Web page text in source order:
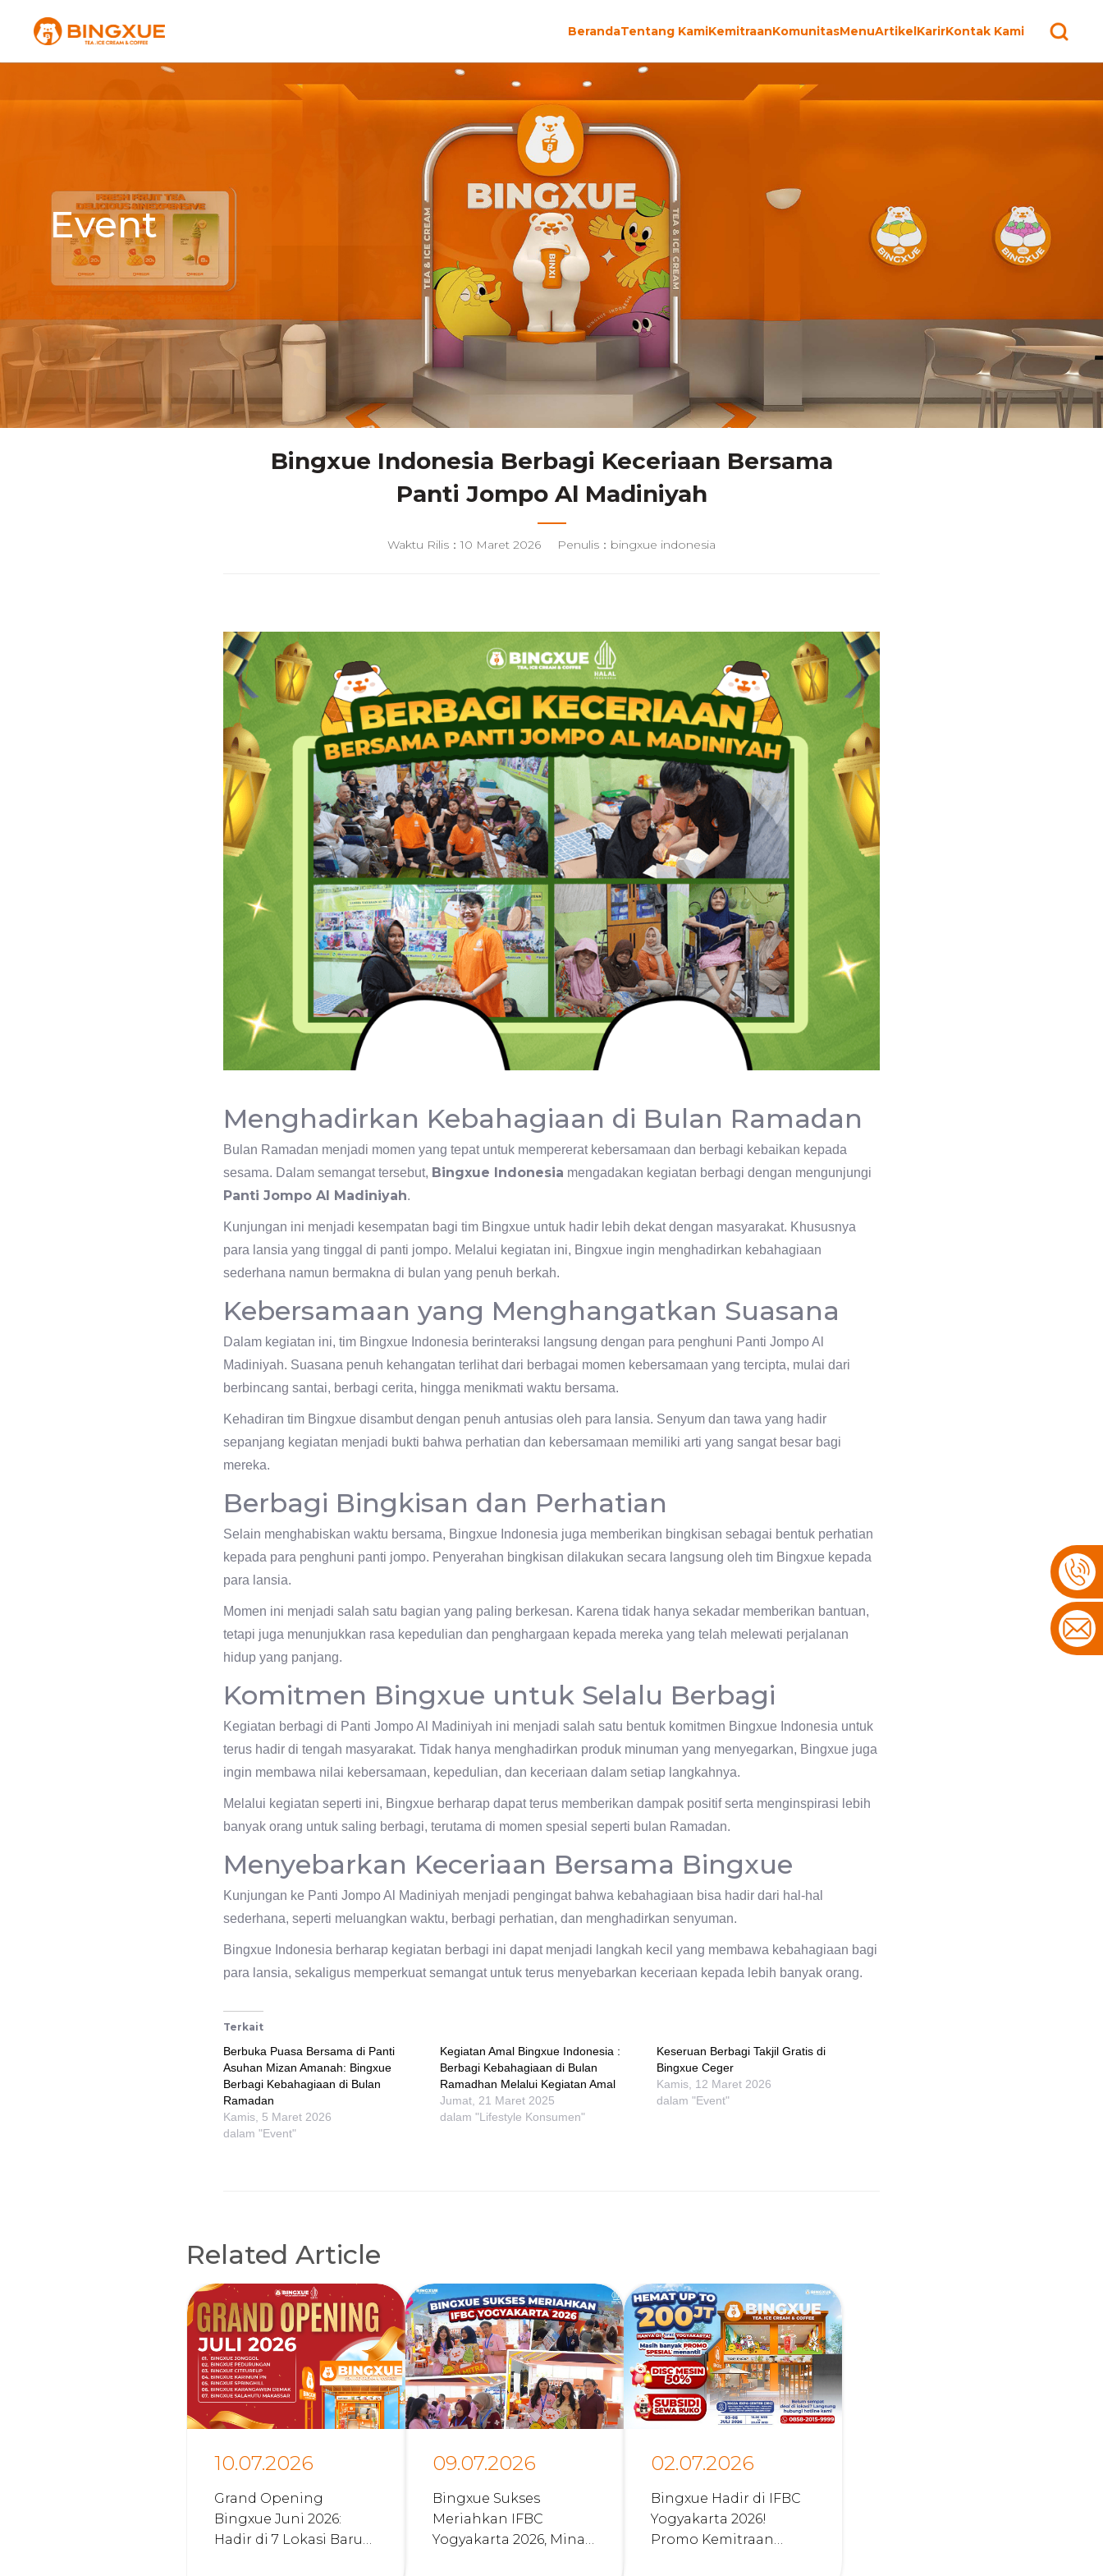
BerandaTentang KamiKemitraanKomunitasMenuArtikelKarirKontak Kami
Event
Bingxue Indonesia Berbagi Keceriaan Bersama
Panti Jompo Al Madiniyah
Waktu Rilis：10 Maret 2026 Penulis：bingxue indonesia
Menghadirkan Kebahagiaan di Bulan Ramadan
Bulan Ramadan menjadi momen yang tepat untuk mempererat kebersamaan dan berbagi kebaikan kepada
sesama. Dalam semangat tersebut, Bingxue Indonesia mengadakan kegiatan berbagi dengan mengunjungi
Panti Jompo Al Madiniyah.
Kunjungan ini menjadi kesempatan bagi tim Bingxue untuk hadir lebih dekat dengan masyarakat. Khususnya
para lansia yang tinggal di panti jompo. Melalui kegiatan ini, Bingxue ingin menghadirkan kebahagiaan
sederhana namun bermakna di bulan yang penuh berkah.
Kebersamaan yang Menghangatkan Suasana
Dalam kegiatan ini, tim Bingxue Indonesia berinteraksi langsung dengan para penghuni Panti Jompo Al
Madiniyah. Suasana penuh kehangatan terlihat dari berbagai momen kebersamaan yang tercipta, mulai dari
berbincang santai, berbagi cerita, hingga menikmati waktu bersama.
Kehadiran tim Bingxue disambut dengan penuh antusias oleh para lansia. Senyum dan tawa yang hadir
sepanjang kegiatan menjadi bukti bahwa perhatian dan kebersamaan memiliki arti yang sangat besar bagi
mereka.
Berbagi Bingkisan dan Perhatian
Selain menghabiskan waktu bersama, Bingxue Indonesia juga memberikan bingkisan sebagai bentuk perhatian
kepada para penghuni panti jompo. Penyerahan bingkisan dilakukan secara langsung oleh tim Bingxue kepada
para lansia.
Momen ini menjadi salah satu bagian yang paling berkesan. Karena tidak hanya sekadar memberikan bantuan,
tetapi juga menunjukkan rasa kepedulian dan penghargaan kepada mereka yang telah melewati perjalanan
hidup yang panjang.
Komitmen Bingxue untuk Selalu Berbagi
Kegiatan berbagi di Panti Jompo Al Madiniyah ini menjadi salah satu bentuk komitmen Bingxue Indonesia untuk
terus hadir di tengah masyarakat. Tidak hanya menghadirkan produk minuman yang menyegarkan, Bingxue juga
ingin membawa nilai kebersamaan, kepedulian, dan keceriaan dalam setiap langkahnya.
Melalui kegiatan seperti ini, Bingxue berharap dapat terus memberikan dampak positif serta menginspirasi lebih
banyak orang untuk saling berbagi, terutama di momen spesial seperti bulan Ramadan.
Menyebarkan Keceriaan Bersama Bingxue
Kunjungan ke Panti Jompo Al Madiniyah menjadi pengingat bahwa kebahagiaan bisa hadir dari hal-hal
sederhana, seperti meluangkan waktu, berbagi perhatian, dan menghadirkan senyuman.
Bingxue Indonesia berharap kegiatan berbagi ini dapat menjadi langkah kecil yang membawa kebahagiaan bagi
para lansia, sekaligus memperkuat semangat untuk terus menyebarkan keceriaan kepada lebih banyak orang.
Terkait
Berbuka Puasa Bersama di Panti
Asuhan Mizan Amanah: Bingxue
Berbagi Kebahagiaan di Bulan
Ramadan
Kamis, 5 Maret 2026
dalam "Event"
Kegiatan Amal Bingxue Indonesia :
Berbagi Kebahagiaan di Bulan
Ramadhan Melalui Kegiatan Amal
Jumat, 21 Maret 2025
dalam "Lifestyle Konsumen"
Keseruan Berbagi Takjil Gratis di
Bingxue Ceger
Kamis, 12 Maret 2026
dalam "Event"
Related Article
10.07.2026
Grand Opening
Bingxue Juni 2026:
Hadir di 7 Lokasi Baru
09.07.2026
Bingxue Sukses
Meriahkan IFBC
Yogyakarta 2026, Minat
02.07.2026
Bingxue Hadir di IFBC
Yogyakarta 2026!
Promo Kemitraan